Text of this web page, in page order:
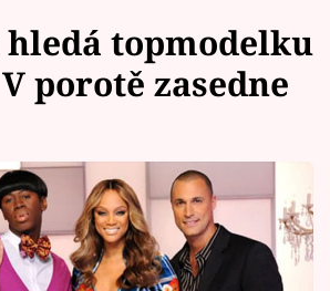
topmodelku
porotě zasedne